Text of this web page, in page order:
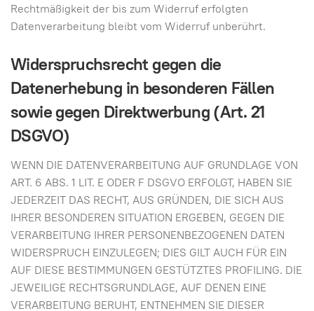
Rechtmäßigkeit der bis zum Widerruf erfolgten
Datenverarbeitung bleibt vom Widerruf unberührt.
Widerspruchsrecht gegen die
Datenerhebung in besonderen Fällen
sowie gegen Direktwerbung (Art. 21
DSGVO)
WENN DIE DATENVERARBEITUNG AUF GRUNDLAGE VON
ART. 6 ABS. 1 LIT. E ODER F DSGVO ERFOLGT, HABEN SIE
JEDERZEIT DAS RECHT, AUS GRÜNDEN, DIE SICH AUS
IHRER BESONDEREN SITUATION ERGEBEN, GEGEN DIE
VERARBEITUNG IHRER PERSONENBEZOGENEN DATEN
WIDERSPRUCH EINZULEGEN; DIES GILT AUCH FÜR EIN
AUF DIESE BESTIMMUNGEN GESTÜTZTES PROFILING. DIE
JEWEILIGE RECHTSGRUNDLAGE, AUF DENEN EINE
VERARBEITUNG BERUHT, ENTNEHMEN SIE DIESER